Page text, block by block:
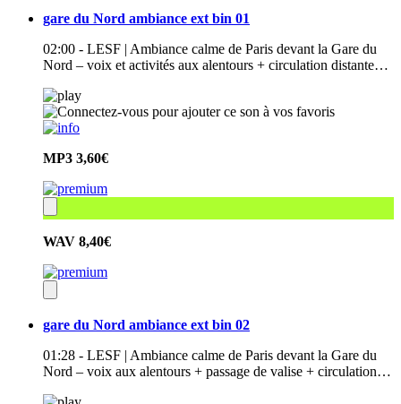
gare du Nord ambiance ext bin 01
02:00 - LESF | Ambiance calme de Paris devant la Gare du
Nord – voix et activités aux alentours + circulation distante…
MP3 3,60€
WAV 8,40€
gare du Nord ambiance ext bin 02
01:28 - LESF | Ambiance calme de Paris devant la Gare du
Nord – voix aux alentours + passage de valise + circulation…